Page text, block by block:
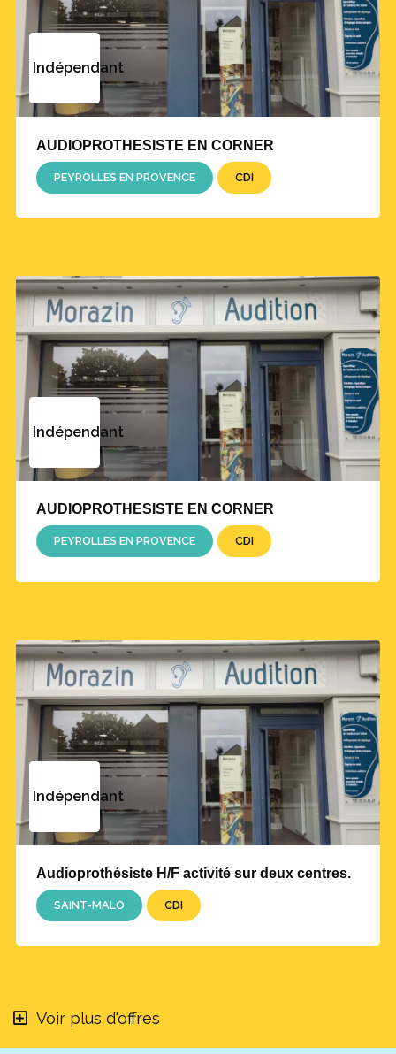
Indépendant
AUDIOPROTHESISTE EN CORNER
PEYROLLES EN PROVENCE CDI
Indépendant
AUDIOPROTHESISTE EN CORNER
PEYROLLES EN PROVENCE CDI
Indépendant
Audioprothésiste H/F activité sur deux centres.
SAINT-MALO CDI
Voir plus d'offres